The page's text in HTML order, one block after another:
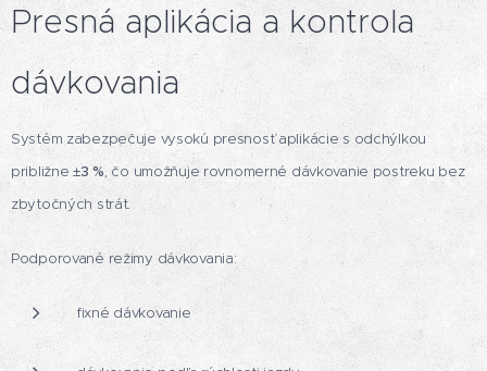
Presná aplikácia a kontrola
dávkovania
Systém zabezpečuje vysokú presnosť aplikácie s odchýlkou
približne±3 %, čo umožňuje rovnomerné dávkovanie postreku bez
zbytočných strát.
Podporované režimy dávkovania:
fixné dávkovanie